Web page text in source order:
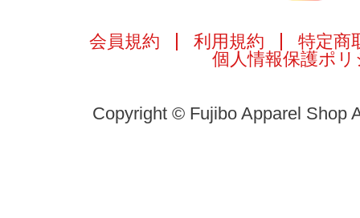
会員規約 利用規約
特定商
個人情報保護ポリ
Copyright © Fujibo Apparel Shop